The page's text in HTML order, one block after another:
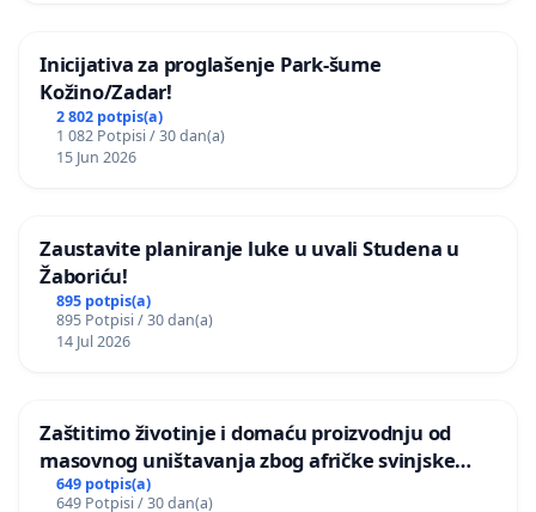
Inicijativa za proglašenje Park-šume
Kožino/Zadar!
2 802 potpis(a)
1 082 Potpisi / 30 dan(a)
15 Jun 2026
Zaustavite planiranje luke u uvali Studena u
Žaboriću!
895 potpis(a)
895 Potpisi / 30 dan(a)
14 Jul 2026
Zaštitimo životinje i domaću proizvodnju od
masovnog uništavanja zbog afričke svinjske
kuge
649 potpis(a)
649 Potpisi / 30 dan(a)